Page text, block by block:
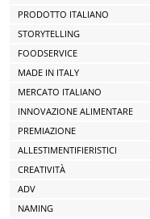
PRODOTTO ITALIANO
STORYTELLING
FOODSERVICE
MADE IN ITALY
MERCATO ITALIANO
INNOVAZIONE ALIMENTARE
PREMIAZIONE
ALLESTIMENTIFIERISTICI
CREATIVITÀ
ADV
NAMING